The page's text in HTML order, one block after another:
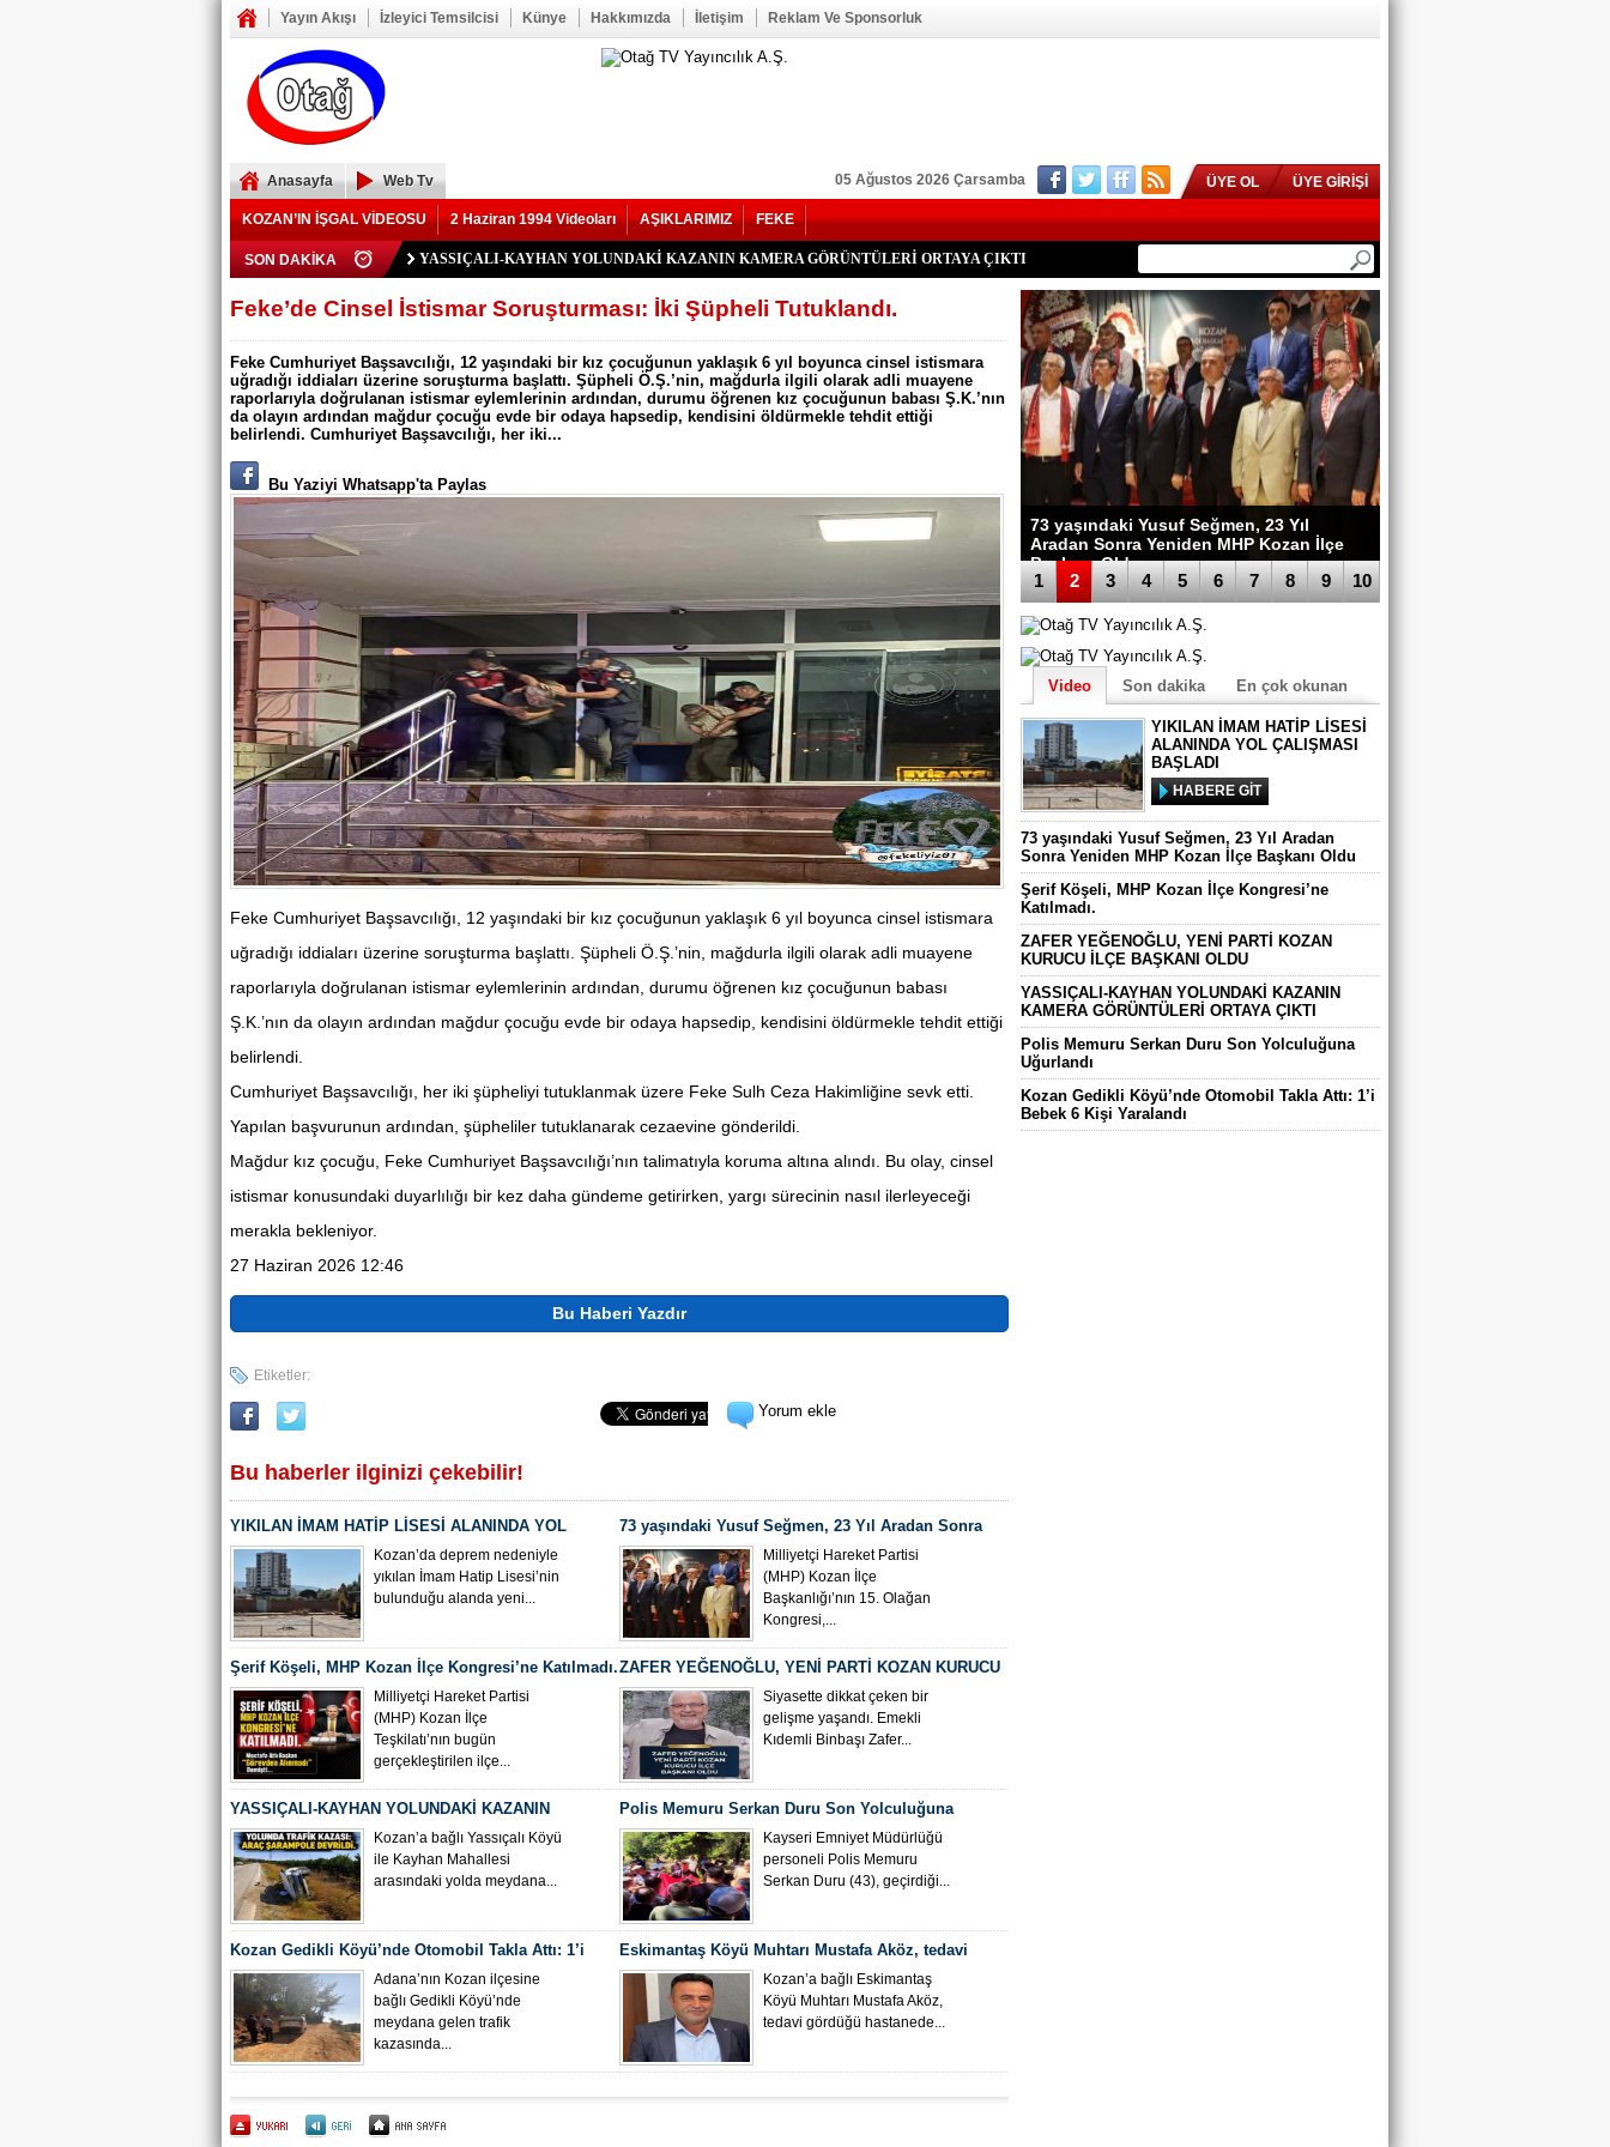
Yayın Akışı İzleyici Temsilcisi Künye Hakkımızda İletişim Reklam Ve Sponsorluk
Anasayfa Web Tv
KOZAN’IN İŞGAL VİDEOSU 2 Haziran 1994 Videoları AŞIKLARIMIZ FEKE
SON DAKİKA
YIKILAN İMAM HATİP LİSESİ ALANINDA YOL ÇALIŞMASI BAŞLADI
73 yaşındaki Yusuf Seğmen, 23 Yıl Aradan Sonra Yeniden MHP Kozan İlçe Başkanı Oldu
Şerif Köşeli, MHP Kozan İlçe Kongresi’ne Katılmadı.
ZAFER YEĞENOĞLU, YENİ PARTİ KOZAN KURUCU İLÇE BAŞKANI OLDU
YASSIÇALI-KAYHAN YOLUNDAKİ KAZANIN KAMERA GÖRÜNTÜLERİ ORTAYA ÇIKTI
Polis Memuru Serkan Duru Son Yolculuğuna Uğurlandı
Kozan Gedikli Köyü’nde Otomobil Takla Attı: 1’i Bebek 6 Kişi Yaralandı
Eskimantaş Köyü Muhtarı Mustafa Aköz, tedavi gördüğü hastanede hayatını kaybetti.
FEKE’DE ELEKTRİK TEPKİSİ: ÇONDU KÖYÜNDE 5 YILDIR KARANLIKTA YAŞIYORUZ.
KOZAN’DA TRAFİK KAZASI 7 KİŞİ YARALANDI
BÖBREKLERİ İKİ HASTAYA UMUT OLDU
DAMDAN DÜŞEN OĞUZHAN BÜYÜMEZ, 4 GÜNLÜK YAŞAM SAVAŞINI KAYBETTİ
Feke’de Yeni Parti İlçe Başkanlığı İçin Öncü Tok İsmi Gündemde
Kozan’daki Orman Yangını Büyük Oranda Kontrol Altına Alındı
Mansurlu Yol Kavşağı’nda İki Otomobil Çarpıştı: 2 Yaralı
ÜYE OL ÜYE GİRİŞİ
05 Ağustos 2026 Çarsamba
73 yaşındaki Yusuf Seğmen, 23 Yıl
Aradan Sonra Yeniden MHP Kozan İlçe
Başkanı Oldu
1 2 3 4 5 6 7 8 9 10
Video Son dakika En çok okunan
YIKILAN İMAM HATİP LİSESİ
ALANINDA YOL ÇALIŞMASI
BAŞLADI
HABERE GİT
73 yaşındaki Yusuf Seğmen, 23 Yıl Aradan
Sonra Yeniden MHP Kozan İlçe Başkanı Oldu
Şerif Köşeli, MHP Kozan İlçe Kongresi’ne
Katılmadı.
ZAFER YEĞENOĞLU, YENİ PARTİ KOZAN
KURUCU İLÇE BAŞKANI OLDU
YASSIÇALI-KAYHAN YOLUNDAKİ KAZANIN
KAMERA GÖRÜNTÜLERİ ORTAYA ÇIKTI
Polis Memuru Serkan Duru Son Yolculuğuna
Uğurlandı
Kozan Gedikli Köyü’nde Otomobil Takla Attı: 1’i
Bebek 6 Kişi Yaralandı
Feke’de Cinsel İstismar Soruşturması: İki Şüpheli Tutuklandı.
Feke Cumhuriyet Başsavcılığı, 12 yaşındaki bir kız çocuğunun yaklaşık 6 yıl boyunca cinsel istismara
uğradığı iddiaları üzerine soruşturma başlattı. Şüpheli Ö.Ş.’nin, mağdurla ilgili olarak adli muayene
raporlarıyla doğrulanan istismar eylemlerinin ardından, durumu öğrenen kız çocuğunun babası Ş.K.’nın
da olayın ardından mağdur çocuğu evde bir odaya hapsedip, kendisini öldürmekle tehdit ettiği
belirlendi. Cumhuriyet Başsavcılığı, her iki...
Bu Yaziyi Whatsapp'ta Paylas
Feke Cumhuriyet Başsavcılığı, 12 yaşındaki bir kız çocuğunun yaklaşık 6 yıl boyunca cinsel istismara
uğradığı iddiaları üzerine soruşturma başlattı. Şüpheli Ö.Ş.’nin, mağdurla ilgili olarak adli muayene
raporlarıyla doğrulanan istismar eylemlerinin ardından, durumu öğrenen kız çocuğunun babası
Ş.K.’nın da olayın ardından mağdur çocuğu evde bir odaya hapsedip, kendisini öldürmekle tehdit ettiği
belirlendi.
Cumhuriyet Başsavcılığı, her iki şüpheliyi tutuklanmak üzere Feke Sulh Ceza Hakimliğine sevk etti.
Yapılan başvurunun ardından, şüpheliler tutuklanarak cezaevine gönderildi.
Mağdur kız çocuğu, Feke Cumhuriyet Başsavcılığı’nın talimatıyla koruma altına alındı. Bu olay, cinsel
istismar konusundaki duyarlılığı bir kez daha gündeme getirirken, yargı sürecinin nasıl ilerleyeceği
merakla bekleniyor.
27 Haziran 2026 12:46
Bu Haberi Yazdır
Etiketler:
Yorum ekle
Bu haberler ilginizi çekebilir!
YIKILAN İMAM HATİP LİSESİ ALANINDA YOL
ÇALIŞMASI BAŞLADIKozan’da deprem nedeniyle
yıkılan İmam Hatip Lisesi’nin
bulunduğu alanda yeni...
73 yaşındaki Yusuf Seğmen, 23 Yıl Aradan Sonra
Yeniden MHP Kozan İlçe Başkanı Oldu
Milliyetçi Hareket Partisi
(MHP) Kozan İlçe
Başkanlığı’nın 15. Olağan
Kongresi,...
Şerif Köşeli, MHP Kozan İlçe Kongresi’ne Katılmadı.
Milliyetçi Hareket Partisi
(MHP) Kozan İlçe
Teşkilatı’nın bugün
gerçekleştirilen ilçe...
ZAFER YEĞENOĞLU, YENİ PARTİ KOZAN KURUCU
İLÇE BAŞKANI OLDUSiyasette dikkat çeken bir
gelişme yaşandı. Emekli
Kıdemli Binbaşı Zafer...
YASSIÇALI-KAYHAN YOLUNDAKİ KAZANIN
KAMERA GÖRÜNTÜLERİ ORTAYA ÇIKTI
Kozan’a bağlı Yassıçalı Köyü
ile Kayhan Mahallesi
arasındaki yolda meydana...
Polis Memuru Serkan Duru Son Yolculuğuna
Uğurlandı
Kayseri Emniyet Müdürlüğü
personeli Polis Memuru
Serkan Duru (43), geçirdiği...
Kozan Gedikli Köyü’nde Otomobil Takla Attı: 1’i
Bebek 6 Kişi YaralandıAdana’nın Kozan ilçesine
bağlı Gedikli Köyü’nde
meydana gelen trafik
kazasında...
Eskimantaş Köyü Muhtarı Mustafa Aköz, tedavi
gördüğü hastanede hayatını kaybetti.
Kozan’a bağlı Eskimantaş
Köyü Muhtarı Mustafa Aköz,
tedavi gördüğü hastanede...